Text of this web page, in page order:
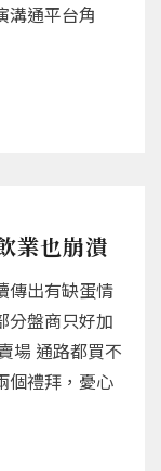
溝通平台角
業也崩潰
傳出有缺蛋情
分盤商只好加
場 通路都買不
個禮拜，憂心